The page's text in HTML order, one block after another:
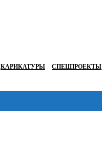
КАРИКАТУРЫ СПЕЦПРОЕКТЫ